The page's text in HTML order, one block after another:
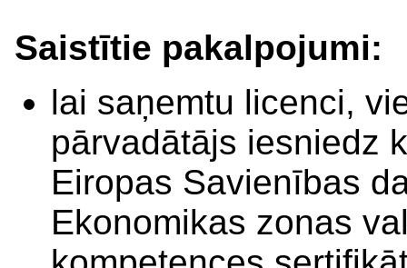
Saistītie pakalpojumi:
lai saņemtu licenci,
pārvadātājs iesniedz
Eiropas Savienības
Ekonomikas zonas